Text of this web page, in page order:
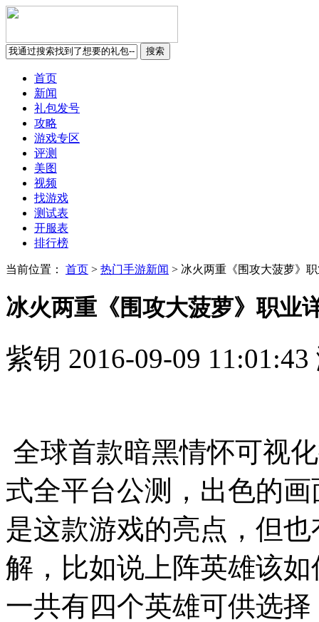
首页
新闻
礼包发号
攻略
游戏专区
评测
美图
视频
找游戏
测试表
开服表
排行榜
当前位置： 首页 > 热门手游新闻 > 冰火两重《围攻大菠萝》
冰火两重《围攻大菠萝》职业
紫钥 2016-09-09 11:01:43
全球首款暗黑情怀可视
式全平台公测，出色的
是这款游戏的亮点，但
解，比如说上阵英雄该
一共有四个英雄可供选